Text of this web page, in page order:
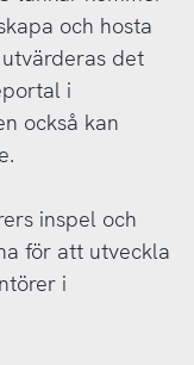
och hosta
det
i
också kan
inspel och
för att utveckla
i